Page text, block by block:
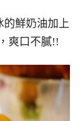
的鮮奶油加上
爽口不膩!!